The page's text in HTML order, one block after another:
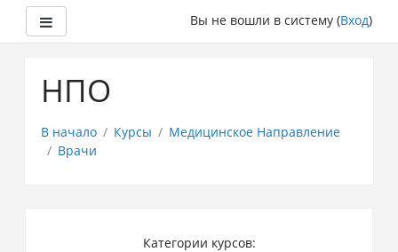
основному
Вы не вошли в систему (Вход)
НПО
В начало Курсы
Медицинское Направление
Врачи
Категории курсов: